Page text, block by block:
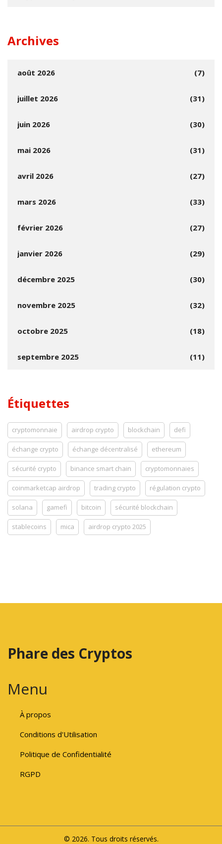
Archives
août 2026 (7)
juillet 2026 (31)
juin 2026 (30)
mai 2026 (31)
avril 2026 (27)
mars 2026 (33)
février 2026 (27)
janvier 2026 (29)
décembre 2025 (30)
novembre 2025 (32)
octobre 2025 (18)
septembre 2025 (11)
Étiquettes
cryptomonnaie airdrop crypto blockchain defi
échange crypto échange décentralisé ethereum
sécurité crypto binance smart chain cryptomonnaies
coinmarketcap airdrop trading crypto régulation crypto
solana gamefi bitcoin sécurité blockchain
stablecoins mica airdrop crypto 2025
Phare des Cryptos
Menu
À propos
Conditions d'Utilisation
Politique de Confidentialité
RGPD
© 2026. Tous droits réservés.